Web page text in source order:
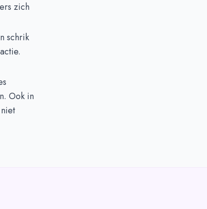
zich
schrik
Ook in